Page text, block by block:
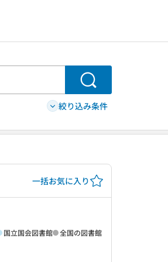
検索
絞り込み条件
一括お気に入り
国立国会図書館 全国の図書館